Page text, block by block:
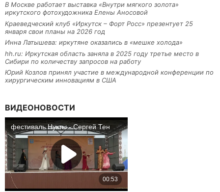
В Москве работает выставка «Внутри мягкого золота»
иркутского фотохудожника Елены Аносовой
Краеведческий клуб «Иркутск – Форт Росс» презентует 25
января свои планы на 2026 год
Инна Латышева: иркутяне оказались в «мешке холода»
hh.ru: Иркутская область заняла в 2025 году третье место в
Сибири по количеству запросов на работу
Юрий Козлов принял участие в международной конференции по
хирургическим инновациям в США
ВИДЕОНОВОСТИ